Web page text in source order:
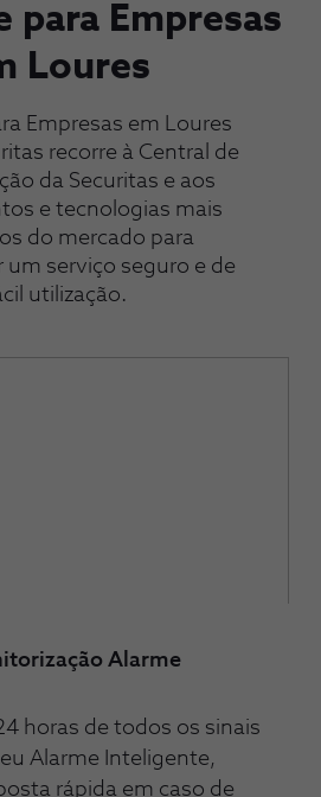
para Empresas
Loures
Empresas em Loures
recorre à Central de
da Securitas e aos
e tecnologias mais
do mercado para
um serviço seguro e de
utilização.
Alarme
horas de todos os sinais
Alarme Inteligente,
rápida em caso de